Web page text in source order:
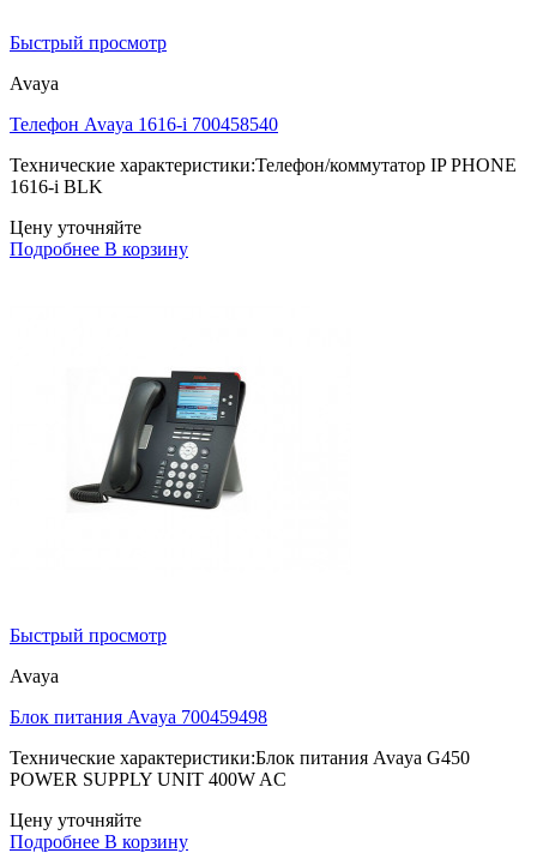
Быстрый просмотр
Avaya
Телефон Avaya 1616-i 700458540
Технические характеристики:Телефон/коммутатор IP PHONE
1616-i BLK
Цену уточняйте
Подробнее В корзину
Быстрый просмотр
Avaya
Блок питания Avaya 700459498
Технические характеристики:Блок питания Avaya G450
POWER SUPPLY UNIT 400W AC
Цену уточняйте
Подробнее В корзину